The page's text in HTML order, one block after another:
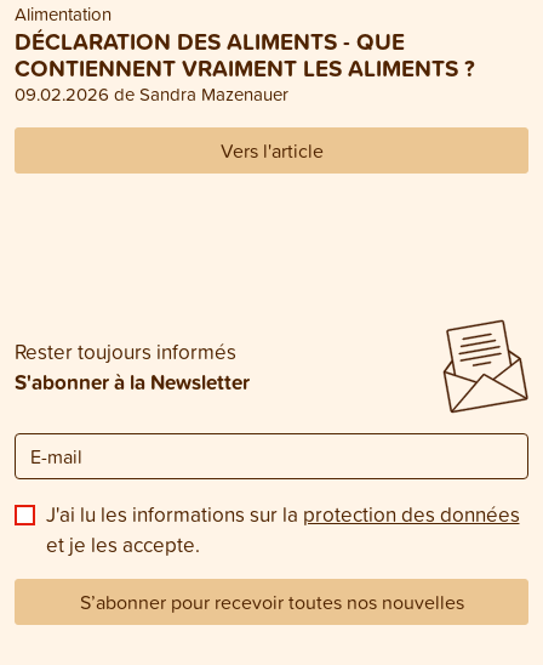
Alimentation
DÉCLARATION DES ALIMENTS - QUE
CONTIENNENT VRAIMENT LES ALIMENTS ?
09.02.2026 de Sandra Mazenauer
Vers l'article
Rester toujours informés
S'abonner à la Newsletter
J'ai lu les informations sur la protection des données
et je les accepte.
S’abonner pour recevoir toutes nos nouvelles